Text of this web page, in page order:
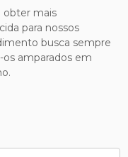
obter mais
para nossos
busca sempre
os amparados em